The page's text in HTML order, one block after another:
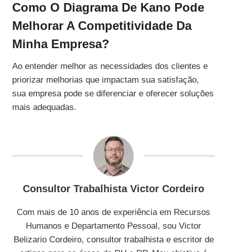
Como O Diagrama De Kano Pode
Melhorar A Competitividade Da
Minha Empresa?
Ao entender melhor as necessidades dos clientes e
priorizar melhorias que impactam sua satisfação,
sua empresa pode se diferenciar e oferecer soluções
mais adequadas.
Consultor Trabalhista Victor Cordeiro
Com mais de 10 anos de experiência em Recursos
Humanos e Departamento Pessoal, sou Victor
Belizario Cordeiro, consultor trabalhista e escritor de